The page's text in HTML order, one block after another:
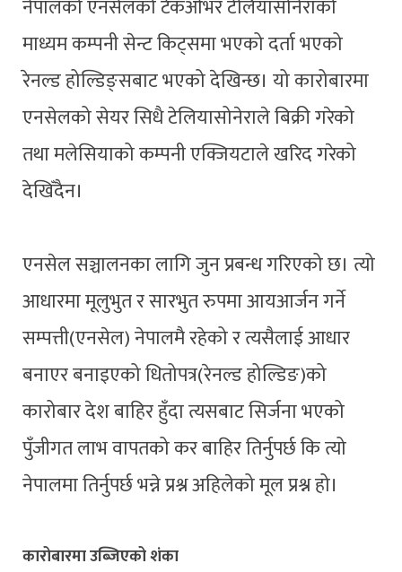
नेपालको एनसेलको टेकओभर टेलियासोनेराको
माध्यम कम्पनी सेन्ट किट्समा भएको दर्ता भएको
रेनल्ड होल्डिङ्सबाट भएको देखिन्छ। यो कारोबारमा
एनसेलको सेयर सिधै टेलियासोनेराले बिक्री गरेको
तथा मलेसियाको कम्पनी एक्जियटाले खरिद गरेको
देखिँदैन।
एनसेल सञ्चालनका लागि जुन प्रबन्ध गरिएको छ। त्यो
आधारमा मूलुभुत र सारभुत रुपमा आयआर्जन गर्ने
सम्पत्ती(एनसेल) नेपालमै रहेको र त्यसैलाई आधार
बनाएर बनाइएको धितोपत्र(रेनल्ड होल्डिङ)को
कारोबार देश बाहिर हुँदा त्यसबाट सिर्जना भएको
पुँजीगत लाभ वापतको कर बाहिर तिर्नुपर्छ कि त्यो
नेपालमा तिर्नुपर्छ भन्ने प्रश्न अहिलेको मूल प्रश्न हो।
कारोबारमा उब्जिएको शंका